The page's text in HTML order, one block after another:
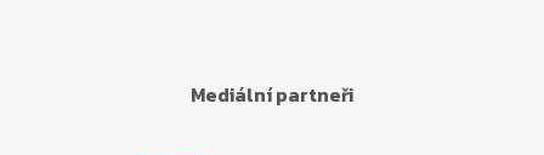
Mediální partneři